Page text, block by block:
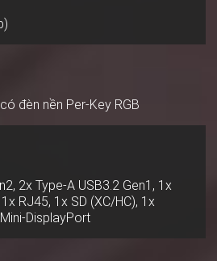
đèn nền Per-Key RGB
2x Type-A USB3.2 Gen1, 1x
RJ45, 1x SD (XC/HC), 1x
DisplayPort